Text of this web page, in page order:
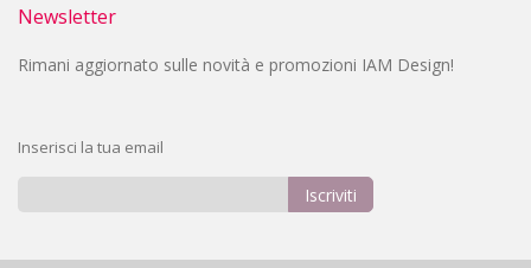
Newsletter
Rimani aggiornato sulle novità e promozioni IAM Design!
Inserisci la tua email
Iscriviti